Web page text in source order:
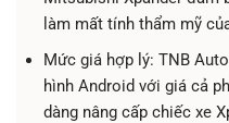
làm mất tính thẩm mỹ
Mức giá hợp lý: TNB
hình Android với giá cả
dàng nâng cấp chiếc xe